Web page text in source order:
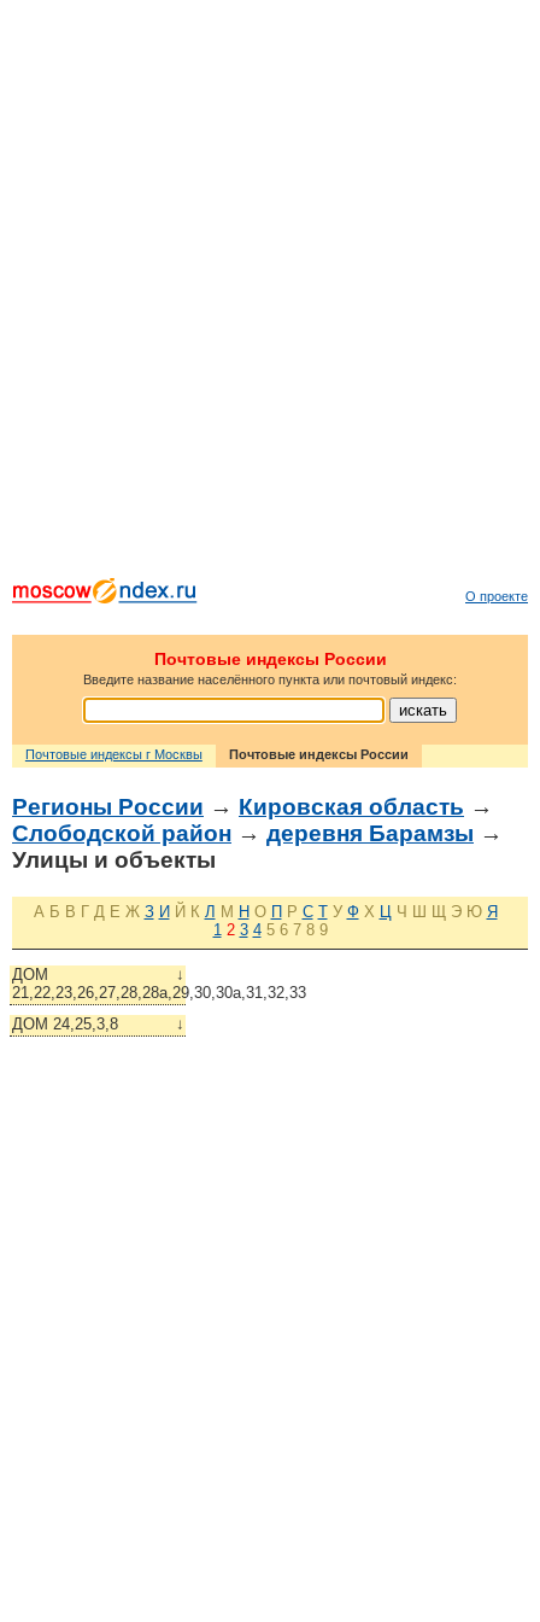
О проекте
Почтовые индексы России
Введите название населённого пункта или почтовый индекс:
Почтовые индексы г Москвы Почтовые индексы России
Регионы России → Кировская область →
Слободской район → деревня Барамзы →
Улицы и объекты
А Б В Г Д Е Ж З И Й К Л М Н О П Р С Т У Ф Х Ц Ч Ш Щ Э Ю Я
1 2 3 4 5 6 7 8 9
↓
ДОМ
21,22,23,26,27,28,28а,29,30,30а,31,32,33
↓
ДОМ 24,25,3,8